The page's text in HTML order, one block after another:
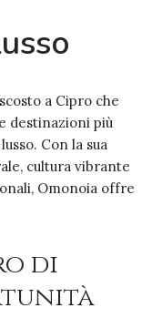
a Cipro che
destinazioni più
Con la sua
cultura vibrante
Omonoia offre
di